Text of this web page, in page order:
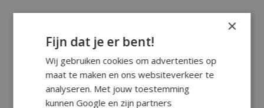
×
Fijn dat je er bent!
Wij gebruiken cookies om advertenties op
maat te maken en ons websiteverkeer te
analyseren. Met jouw toestemming
kunnen Google en zijn partners